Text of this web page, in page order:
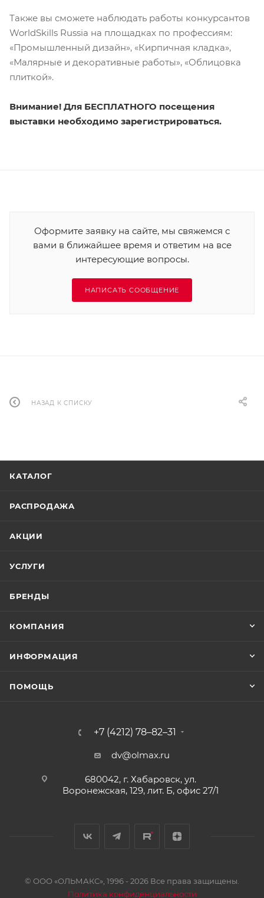
Также вы сможете наблюдать работы конкурсантов
WorldSkills Russia на площадках по профессиям:
«Промышленный дизайн», «Кирпичная кладка»,
«Малярные и декоративные работы», «Облицовка
плиткой».
Внимание! Для БЕСПЛАТНОГО посещения
выставки необходимо зарегистрироваться.
Оформите заявку на сайте, мы свяжемся с
вами в ближайшее время и ответим на все
интересующие вопросы.
НАПИСАТЬ СООБЩЕНИЕ
НАЗАД К СПИСКУ
КАТАЛОГ
РАСПРОДАЖА
АКЦИИ
УСЛУГИ
БРЕНДЫ
КОМПАНИЯ
ИНФОРМАЦИЯ
ПОМОЩЬ
+7 (4212) 78–82–31
dv@olmax.ru
680042, г. Хабаровск, ул.
Воронежская, 129, лит. Б, офис 27/1
© ООО «ОЛЬМАКС», 1996 - 2026 Все права защищены.
Политика конфиденциальности